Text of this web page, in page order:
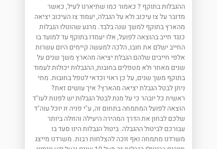
ההגבלות בתוקף ? כאמור כמו שתיארנו לעיל, כאשר
מדובר על צו עיכוב ולא על הגבלה, יעמוד צו העיכוב יציאה
מהארץ בתוקף למשך שנה בלבד. מרגע שהוטלו הגבלות
כנגד חייב בהוצאה לפועל, אלו יעמדו בתוקף עד למועד בו
החייב ישלם את חובו, הלכה למעשה קיימים היום עשרות
אלפי חייבים שלהם הגבלת יציאה מהארץ משך שנים על
שנים מאחר ולא מטפלים בחובות, ההגבלות יכולות לעמוד
בתוקף משך שנים, על כן ראוי וכדאי לטפל בחובות. מתי
ניתן לבטל הגבלת יציאה מהארץ? איך עושים זאת?
ראשית כל יובהר כי על מנת לבטל הגבלות יש לפנות לעו"ד
הוצאה לפועל המתמחה בתחום זה, ע"י פניה זו יוכל עוה"ד
שלכם לבחון את הדרך המהירה היעילה והזולה ביותר
עבורכם לביטול ההגבלה. ביטול הגבלות הינו סעד בו
משרדנו מתמחה ואף זוכה להצלחות רבות. משרדנו מייצג